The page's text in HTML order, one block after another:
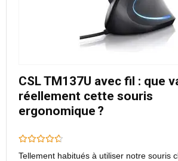
CSL TM137U avec fil : que
réellement cette souris
ergonomique ?
Tellement habitués à utiliser notre souris